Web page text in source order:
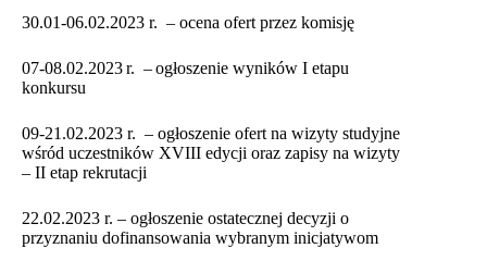
30.01-06.02.2023 r. – ocena ofert przez komisję
07-08.02.2023 r. – ogłoszenie wyników I etapu
konkursu
09-21.02.2023 r. – ogłoszenie ofert na wizyty studyjne
wśród uczestników XVIII edycji oraz zapisy na wizyty
– II etap rekrutacji
22.02.2023 r. – ogłoszenie ostatecznej decyzji o
przyznaniu dofinansowania wybranym inicjatywom